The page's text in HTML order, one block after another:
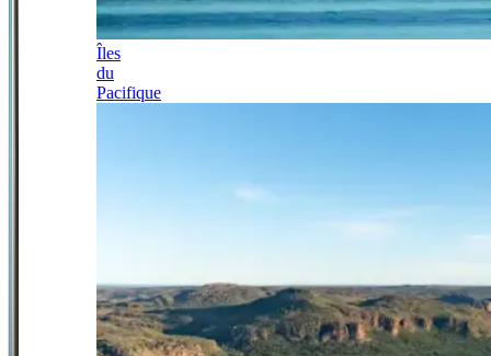
Îles
du
Pacifique